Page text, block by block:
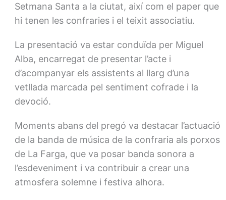
Setmana Santa a la ciutat, així com el paper que
hi tenen les confraries i el teixit associatiu.
La presentació va estar conduïda per Miguel
Alba, encarregat de presentar l’acte i
d’acompanyar els assistents al llarg d’una
vetllada marcada pel sentiment cofrade i la
devoció.
Moments abans del pregó va destacar l’actuació
de la banda de música de la confraria als porxos
de La Farga, que va posar banda sonora a
l’esdeveniment i va contribuir a crear una
atmosfera solemne i festiva alhora.